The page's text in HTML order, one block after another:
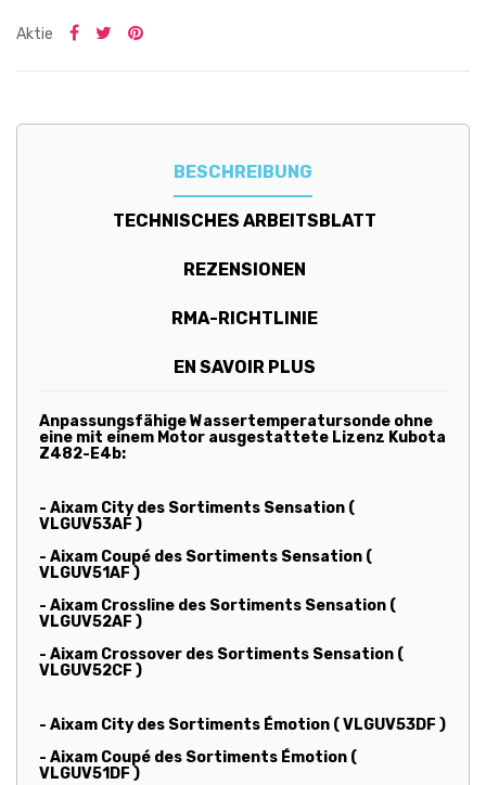
Aktie
BESCHREIBUNG
TECHNISCHES ARBEITSBLATT
REZENSIONEN
RMA-RICHTLINIE
EN SAVOIR PLUS
Anpassungsfähige Wassertemperatursonde ohne
eine mit einem Motor ausgestattete Lizenz Kubota
Z482-E4b:
- Aixam City des Sortiments Sensation (
VLGUV53AF )
- Aixam Coupé des Sortiments Sensation (
VLGUV51AF )
- Aixam Crossline des Sortiments Sensation (
VLGUV52AF )
- Aixam Crossover des Sortiments Sensation (
VLGUV52CF )
- Aixam City des Sortiments Émotion ( VLGUV53DF )
- Aixam Coupé des Sortiments Émotion (
VLGUV51DF )